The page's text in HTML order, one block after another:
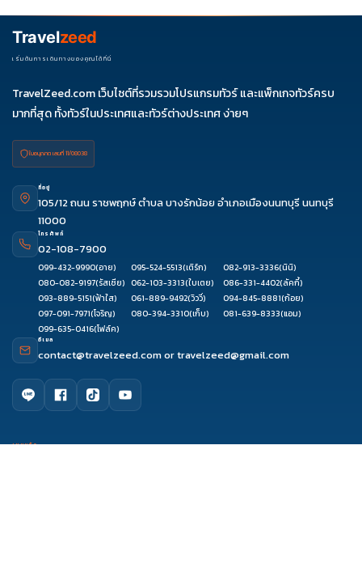
ช่วงราคา ไม่ควรเทียบจากราคาต่ำสุดเพียงอย่างเดียว
Travelzeed
เริ่มต้นการเดินทางของคุณได้ที่นี่
TravelZeed.com เว็บไซต์ที่รวมรวมโปรแกรมทัวร์ และแพ็กเกจทัวร์ครบ
มากที่สุด ทั้งทัวร์ในประเทศและทัวร์ต่างประเทศ ง่ายๆ
ใบอนุญาต เลขที่ 11/08038
ที่อยู่
105/12 ถนน ราชพฤกษ์ ตำบล บางรักน้อย อำเภอเมืองนนทบุรี นนทบุรี
11000
โทรศัพท์
02-108-7900
099-432-9990(อาย) 095-524-5513(เติร์ก) 082-913-3336(นินิ)
080-082-9197(รัสเซีย) 062-103-3313(ใบเตย) 086-331-4402(ลัคกี้)
093-889-5151(ฟ้าใส) 061-889-9492(วิววี่) 094-845-8881(ก้อย)
097-091-7971(โจริญ) 080-394-3310(เก็บ) 081-639-8333(แอม)
099-635-0416(โฟล์ค)
อีเมล
contact@travelzeed.comortravelzeed@gmail.com
เมนูหลัก